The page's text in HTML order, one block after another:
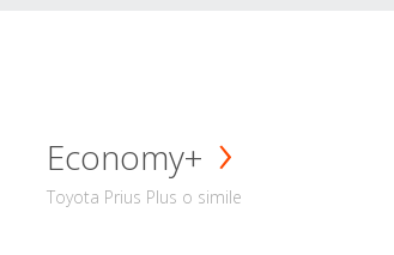
Economy+
Toyota Prius Plus o simile